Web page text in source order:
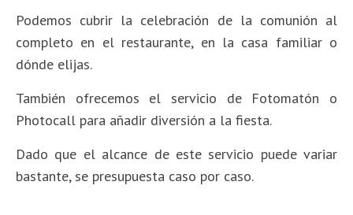
Podemos cubrir la celebración de la comunión al
completo en el restaurante, en la casa familiar o
dónde elijas.
También ofrecemos el servicio de Fotomatón o
Photocall para añadir diversión a la fiesta.
Dado que el alcance de este servicio puede variar
bastante, se presupuesta caso por caso.